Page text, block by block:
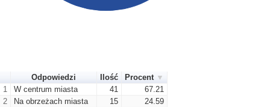
Odpowiedzi Ilość
Procent
1
W centrum miasta 41
67.21
2
Na obrzeżach miasta 15
24.59